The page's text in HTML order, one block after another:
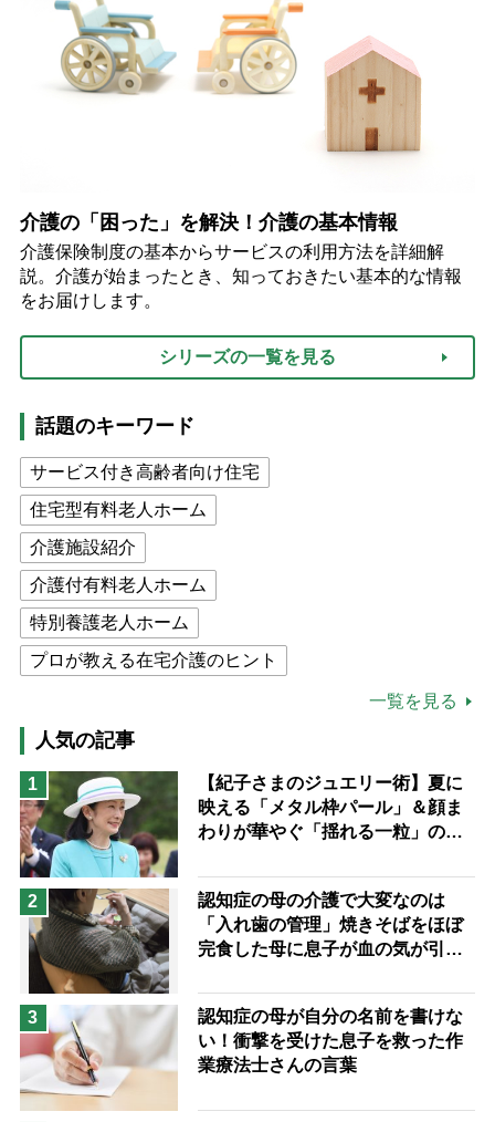
介護の「困った」を解決！介護の基本情報
介護保険制度の基本からサービスの利用方法を詳細解
説。介護が始まったとき、知っておきたい基本的な情報
をお届けします。
シリーズの一覧を見る
話題のキーワード
サービス付き高齢者向け住宅
住宅型有料老人ホーム
介護施設紹介
介護付有料老人ホーム
特別養護老人ホーム
プロが教える在宅介護のヒント
高木ブー
ケアマネジャー
猫が母になつきません
息子の遠距離介護サバイバル術
兄がボケました
予防法
一覧を見る
人気の記事
1
【紀子さまのジュエリー術】夏に
映える「メタル枠パール」＆顔ま
わりが華やぐ「揺れる一粒」の使
2
認知症の母の介護で大変なのは
「入れ歯の管理」焼きそばをほぼ
完食した母に息子が血の気が引い
3
認知症の母が自分の名前を書けな
い！衝撃を受けた息子を救った作
業療法士さんの言葉